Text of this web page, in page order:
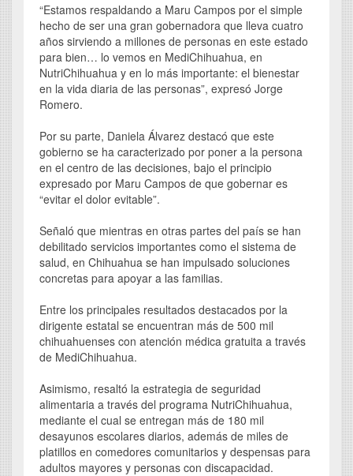
“Estamos respaldando a Maru Campos por el simple
hecho de ser una gran gobernadora que lleva cuatro
años sirviendo a millones de personas en este estado
para bien… lo vemos en MediChihuahua, en
NutriChihuahua y en lo más importante: el bienestar
en la vida diaria de las personas”, expresó Jorge
Romero.
Por su parte, Daniela Álvarez destacó que este
gobierno se ha caracterizado por poner a la persona
en el centro de las decisiones, bajo el principio
expresado por Maru Campos de que gobernar es
“evitar el dolor evitable”.
Señaló que mientras en otras partes del país se han
debilitado servicios importantes como el sistema de
salud, en Chihuahua se han impulsado soluciones
concretas para apoyar a las familias.
Entre los principales resultados destacados por la
dirigente estatal se encuentran más de 500 mil
chihuahuenses con atención médica gratuita a través
de MediChihuahua.
Asimismo, resaltó la estrategia de seguridad
alimentaria a través del programa NutriChihuahua,
mediante el cual se entregan más de 180 mil
desayunos escolares diarios, además de miles de
platillos en comedores comunitarios y despensas para
adultos mayores y personas con discapacidad.